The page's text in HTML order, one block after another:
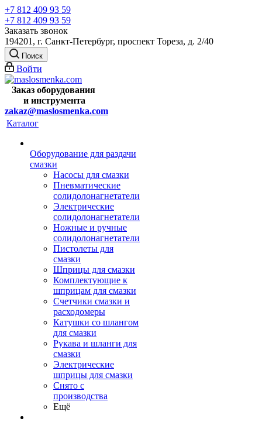
+7 812 409 93 59
+7 812 409 93 59
Заказать звонок
194201, г. Санкт-Петербург, проспект Тореза, д. 2/40
Поиск
Войти
Заказ оборудования
и инструмента
zakaz@maslosmenka.com
Каталог
Оборудование для раздачи
смазки
Насосы для смазки
Пневматические
солидолонагнетатели
Электрические
солидолонагнетатели
Ножные и ручные
солидолонагнетатели
Пистолеты для
смазки
Шприцы для смазки
Комплектующие к
шприцам для смазки
Счетчики смазки и
расходомеры
Катушки со шлангом
для смазки
Рукава и шланги для
смазки
Электрические
шприцы для смазки
Снято с
производства
Ещё